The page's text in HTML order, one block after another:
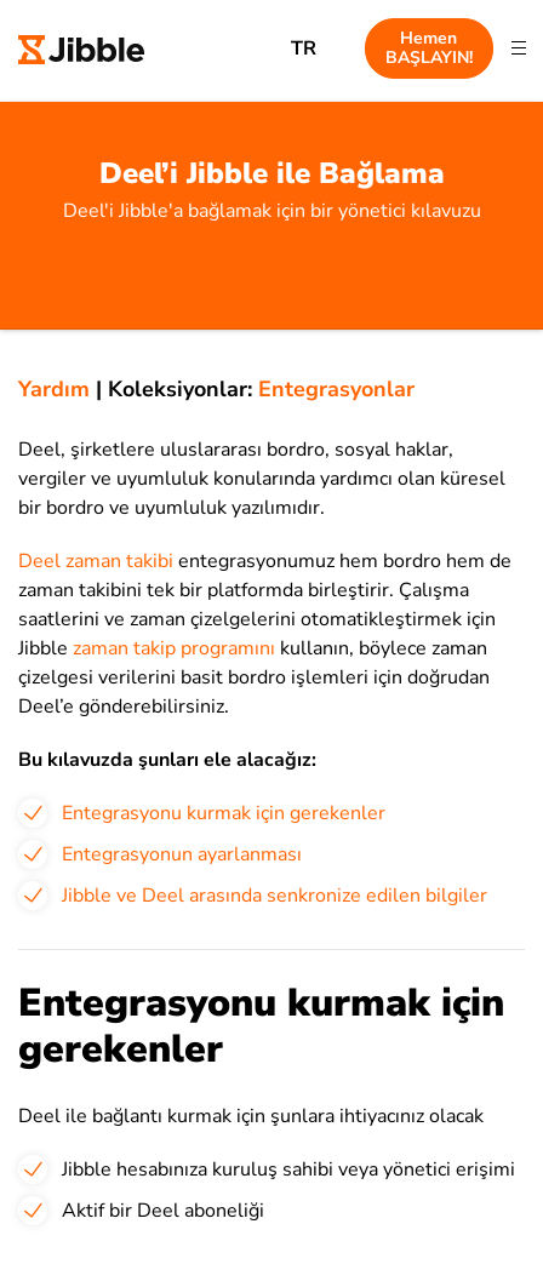
TR
Hemen
BAŞLAYIN!
Deel’i Jibble ile Bağlama
Deel'i Jibble'a bağlamak için bir yönetici kılavuzu
Yardım | Koleksiyonlar: Entegrasyonlar
Deel, şirketlere uluslararası bordro, sosyal haklar,
vergiler ve uyumluluk konularında yardımcı olan küresel
bir bordro ve uyumluluk yazılımıdır.
Deel zaman takibi entegrasyonumuz hem bordro hem de
zaman takibini tek bir platformda birleştirir. Çalışma
saatlerini ve zaman çizelgelerini otomatikleştirmek için
Jibble zaman takip programını kullanın, böylece zaman
çizelgesi verilerini basit bordro işlemleri için doğrudan
Deel’e gönderebilirsiniz.
Bu kılavuzda şunları ele alacağız:
Entegrasyonu kurmak için gerekenler
Entegrasyonun ayarlanması
Jibble ve Deel arasında senkronize edilen bilgiler
Entegrasyonu kurmak için
gerekenler
Deel ile bağlantı kurmak için şunlara ihtiyacınız olacak
Jibble hesabınıza kuruluş sahibi veya yönetici erişimi
Aktif bir Deel aboneliği